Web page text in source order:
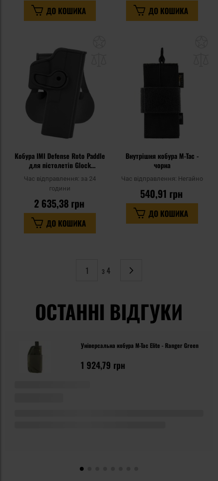
ДО КОШИКА ДО КОШИКА
Кобура IMI Defense Roto Paddle
для пістолетів Glock
17/22/28/31 - Black
Час відправлення: за 24
години
2 635,38 грн
ДО КОШИКА
Внутрішня кобура M-Tac -
чорна
Час відправлення: Негайно
540,91 грн
ДО КОШИКА
з 4
Сторінка
Наступне
ОСТАННІ ВІДГУКИ
Універсальна кобура M-Tac Elite - Ranger Green
1 924,79 грн